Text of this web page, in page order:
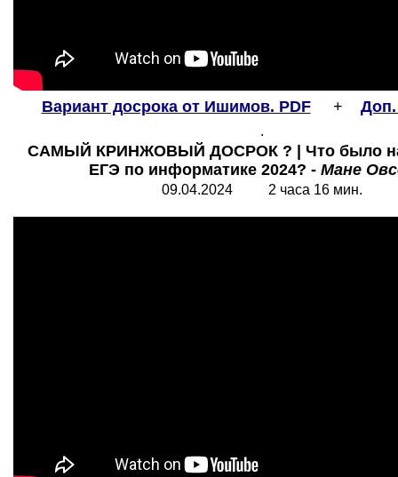
Вариант досрока от Ишимов. PDF +
.
САМЫЙ КРИНЖОВЫЙ ДОСРОК ? | Что было
ЕГЭ по информатике 2024? - Мане
09.04.2024 2 часа 16 мин.